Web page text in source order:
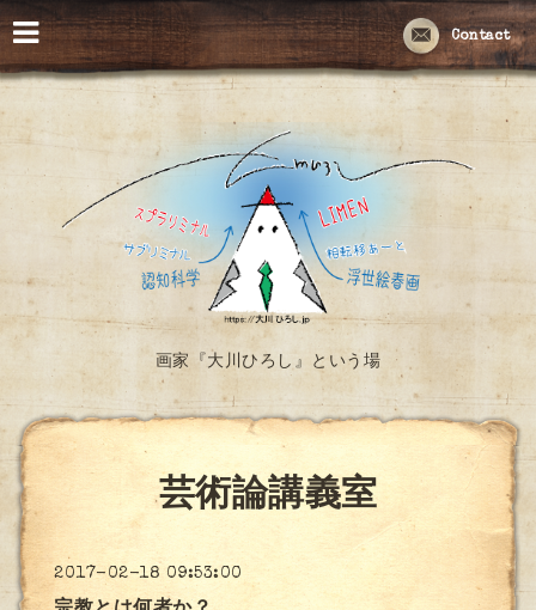
Contact
画家『大川ひろし』という場
芸術論講義室
2017-02-18 09:53:00